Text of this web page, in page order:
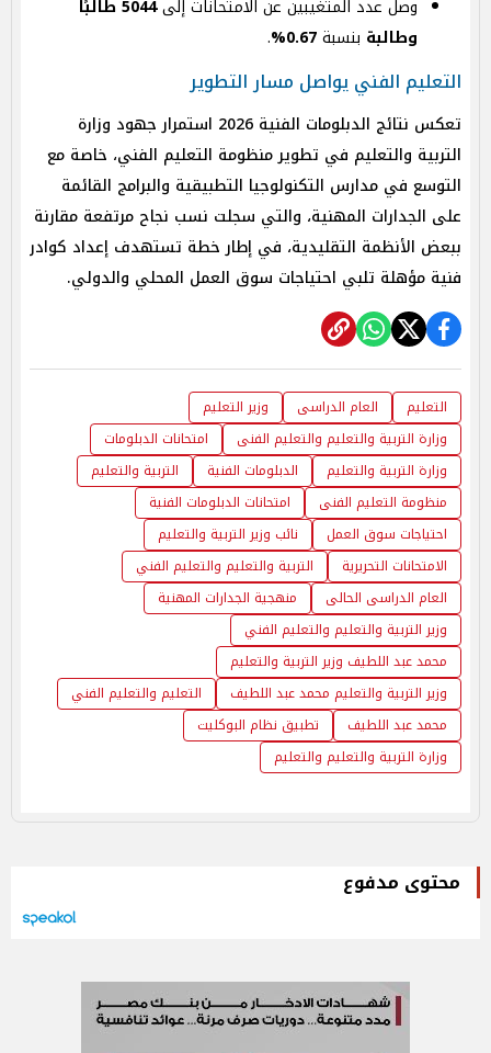
وصل عدد المتغيبين عن الامتحانات إلى
5044 طالبًا
وطالبة بنسبة0.67%
.
التعليم الفني يواصل مسار التطوير
تعكس نتائج الدبلومات الفنية 2026 استمرار جهود وزارة
التربية والتعليم في تطوير منظومة التعليم الفني، خاصة مع
التوسع في مدارس التكنولوجيا التطبيقية والبرامج القائمة
على الجدارات المهنية، والتي سجلت نسب نجاح مرتفعة مقارنة
ببعض الأنظمة التقليدية، في إطار خطة تستهدف إعداد كوادر
فنية مؤهلة تلبي احتياجات سوق العمل المحلي والدولي.
التعليم العام الدراسى
وزير التعليم
وزارة التربية والتعليم والتعليم الفنى
امتحانات الدبلومات
وزارة التربية والتعليم
الدبلومات الفنية
التربية والتعليم
منظومة التعليم الفنى
امتحانات الدبلومات الفنية
احتياجات سوق العمل
نائب وزير التربية والتعليم
الامتحانات التحريرية
التربية والتعليم والتعليم الفني
العام الدراسى الحالى
منهجية الجدارات المهنية
وزير التربية والتعليم والتعليم الفني
محمد عبد اللطيف وزير التربية والتعليم
وزير التربية والتعليم محمد عبد اللطيف
التعليم والتعليم الفني
محمد عبد اللطيف
تطبيق نظام البوكليت
وزارة التربية والتعليم والتعليم
محتوى مدفوع